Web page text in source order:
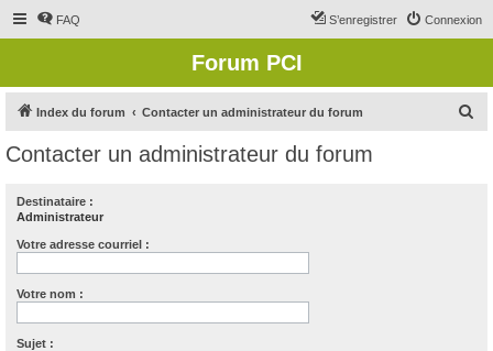
FAQ Connexion
S’enregistrer
Forum PCI
Index du forum Contacter un administrateur du forum
Contacter un administrateur du forum
Destinataire :
Administrateur
Votre adresse courriel :
Votre nom :
Sujet :